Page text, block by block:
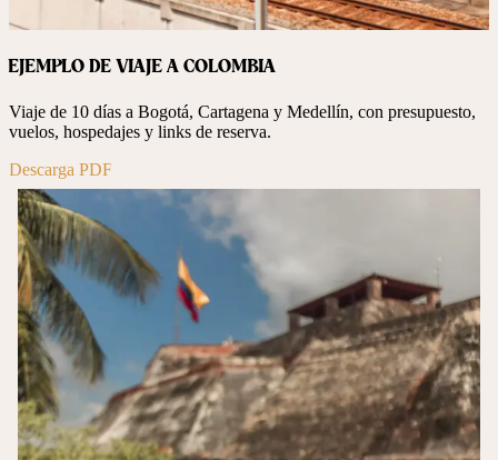
EJEMPLO DE VIAJE A COLOMBIA
Viaje de 10 días a Bogotá, Cartagena y Medellín, con presupuesto,
vuelos, hospedajes y links de reserva.
Descarga PDF